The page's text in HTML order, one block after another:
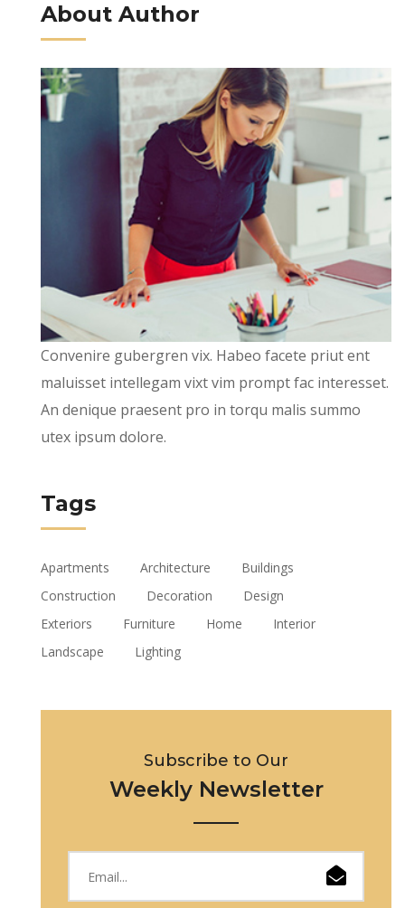
About Author
Convenire gubergren vix. Habeo facete priut ent
maluisset intellegam vixt vim prompt fac interesset.
An denique praesent pro in torqu malis summo
utex ipsum dolore.
Tags
Apartments Architecture
Buildings
Construction
Decoration
Design
Exteriors
Furniture Home
Interior
Landscape
Lighting
Subscribe to Our
Weekly Newsletter